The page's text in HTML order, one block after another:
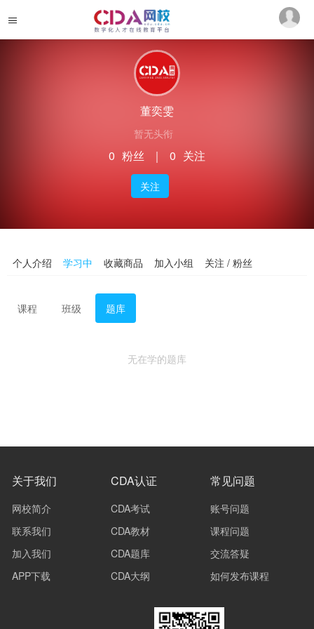
董奕雯
暂无头衔
0 粉丝 ｜ 0 关注
关注
个人介绍 学习中 收藏商品 加入小组 关注 / 粉丝
课程 班级 题库
无在学的题库
关于我们
网校简介
联系我们
加入我们
APP下载
CDA认证
CDA考试
CDA教材
CDA题库
CDA大纲
常见问题
账号问题
课程问题
交流答疑
如何发布课程